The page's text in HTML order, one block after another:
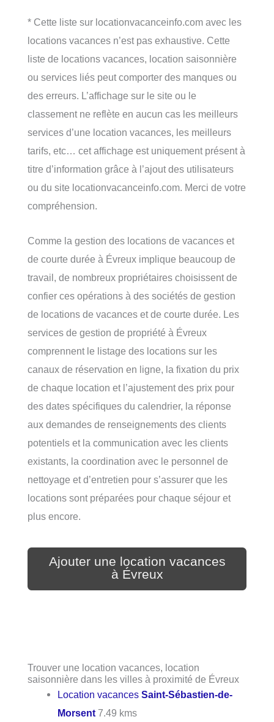
* Cette liste sur locationvacanceinfo.com avec les
locations vacances n’est pas exhaustive. Cette
liste de locations vacances, location saisonnière
ou services liés peut comporter des manques ou
des erreurs. L’affichage sur le site ou le
classement ne reflète en aucun cas les meilleurs
services d’une location vacances, les meilleurs
tarifs, etc… cet affichage est uniquement présent à
titre d’information grâce à l’ajout des utilisateurs
ou du site locationvacanceinfo.com. Merci de votre
compréhension.
Comme la gestion des locations de vacances et
de courte durée à Évreux implique beaucoup de
travail, de nombreux propriétaires choisissent de
confier ces opérations à des sociétés de gestion
de locations de vacances et de courte durée. Les
services de gestion de propriété à Évreux
comprennent le listage des locations sur les
canaux de réservation en ligne, la fixation du prix
de chaque location et l’ajustement des prix pour
des dates spécifiques du calendrier, la réponse
aux demandes de renseignements des clients
potentiels et la communication avec les clients
existants, la coordination avec le personnel de
nettoyage et d’entretien pour s’assurer que les
locations sont préparées pour chaque séjour et
plus encore.
Ajouter une location vacances
à Évreux
Trouver une location vacances, location
saisonnière dans les villes à proximité de Évreux
Location vacancesSaint-Sébastien-de-
Morsent 7.49 kms